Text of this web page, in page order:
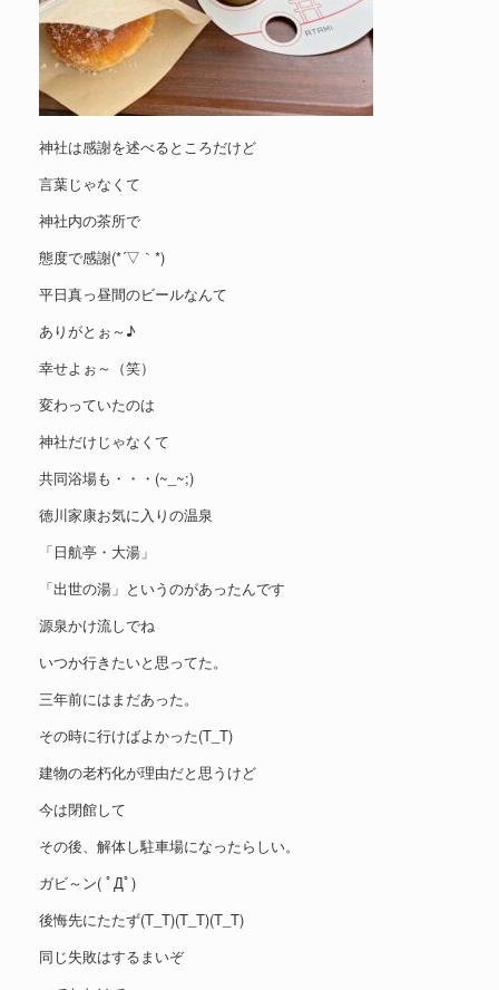
神社は感謝を述べるところだけど
言葉じゃなくて
神社内の茶所で
態度で感謝(*´▽｀*)
平日真っ昼間のビールなんて
ありがとぉ～♪
幸せよぉ～（笑）
変わっていたのは
神社だけじゃなくて
共同浴場も・・・(~_~;)
徳川家康お気に入りの温泉
「日航亭・大湯」
「出世の湯」というのがあったんです
源泉かけ流しでね
いつか行きたいと思ってた。
三年前にはまだあった。
その時に行けばよかった(T_T)
建物の老朽化が理由だと思うけど
今は閉館して
その後、解体し駐車場になったらしい。
ガビ～ン( ﾟДﾟ)
後悔先にたたず(T_T)(T_T)(T_T)
同じ失敗はするまいぞ